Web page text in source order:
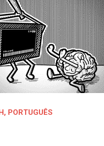
, PORTUGUÊS